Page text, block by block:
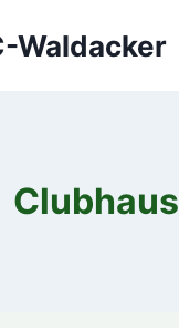
Waldacker
Clubhaus